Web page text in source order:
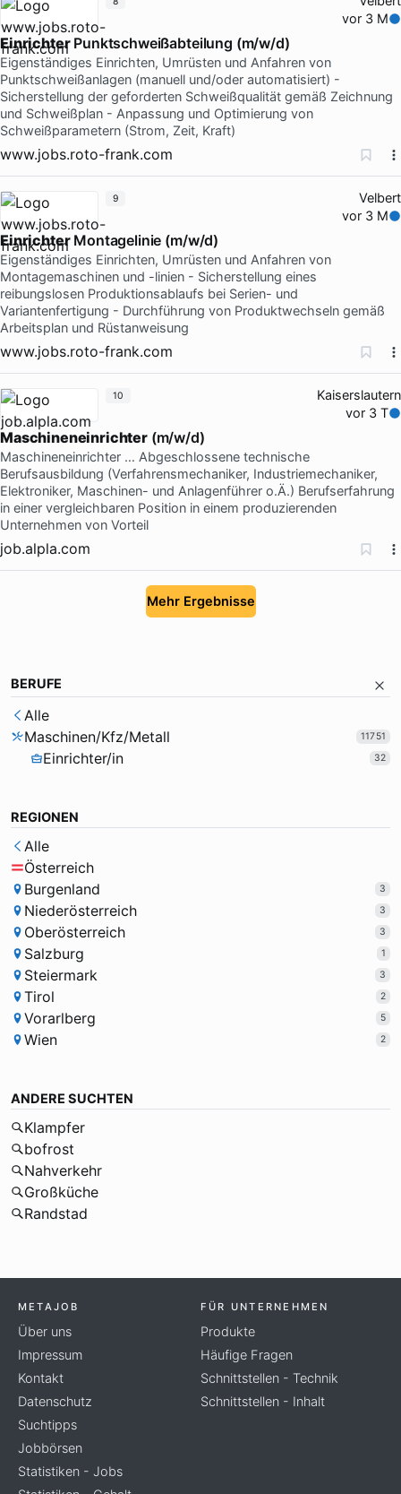
vor 3 M
EinrichterPunktschweißabteilung (m/w/d)
Eigenständiges Einrichten, Umrüsten und Anfahren von
Punktschweißanlagen (manuell und/oder automatisiert) -
Sicherstellung der geforderten Schweißqualität gemäß Zeichnung
und Schweißplan - Anpassung und Optimierung von
Schweißparametern (Strom, Zeit, Kraft)
www.jobs.roto-frank.com
Velbert
vor 3 M
EinrichterMontagelinie (m/w/d)
Eigenständiges Einrichten, Umrüsten und Anfahren von
Montagemaschinen und -linien - Sicherstellung eines
reibungslosen Produktionsablaufs bei Serien- und
Variantenfertigung - Durchführung von Produktwechseln gemäß
Arbeitsplan und Rüstanweisung
www.jobs.roto-frank.com
9
Kaiserslautern
vor 3 T
Maschineneinrichter(m/w/d)
Maschineneinrichter … Abgeschlossene technische
Berufsausbildung (Verfahrensmechaniker, Industriemechaniker,
Elektroniker, Maschinen- und Anlagenführer o.Ä.) Berufserfahrung
in einer vergleichbaren Position in einem produzierenden
Unternehmen von Vorteil
job.alpla.com
10
Mehr Ergebnisse
BERUFE
Alle
Maschinen/Kfz/Metall
11751
Einrichter/in 32
REGIONEN
Alle
Österreich
Burgenland
3
Niederösterreich 3
Oberösterreich 3
Salzburg 1
Steiermark 3
Tirol 2
Vorarlberg 5
Wien 2
ANDERE SUCHTEN
Klampfer
bofrost
Nahverkehr
Großküche
Randstad
METAJOB
Über uns
Impressum
Kontakt
Datenschutz
Suchtipps
Jobbörsen
Statistiken - Jobs
FÜR UNTERNEHMEN
Produkte
Häufige Fragen
Schnittstellen - Technik
Schnittstellen - Inhalt